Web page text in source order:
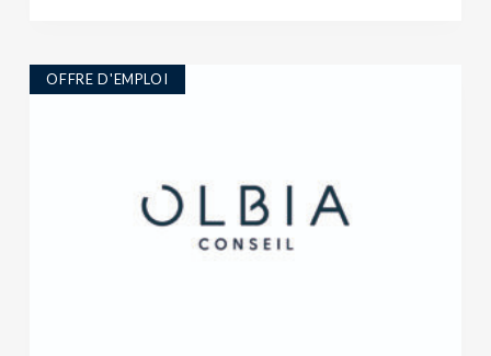
OFFRE D'EMPLOI